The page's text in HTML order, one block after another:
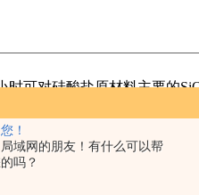
！
域网的朋友！有什么可以帮
吗？
时可对硅酸盐原材料主要
可作B2O3、ZrO2 、PbO 、
标准分析方法的准确度，数